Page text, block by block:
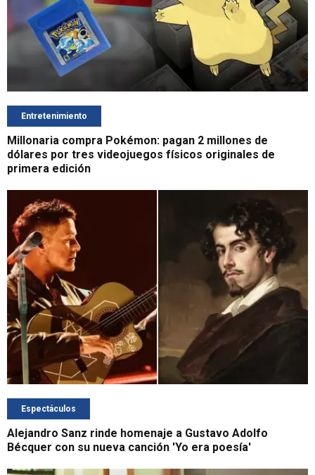
Entretenimiento
Millonaria compra Pokémon: pagan 2 millones de
dólares por tres videojuegos físicos originales de
primera edición
Espectáculos
Alejandro Sanz rinde homenaje a Gustavo Adolfo
Bécquer con su nueva canción 'Yo era poesía'